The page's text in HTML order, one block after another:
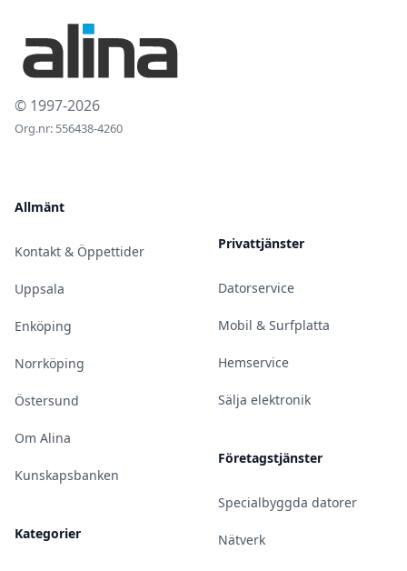
© 1997-2026
Org.nr: 556438-4260
Allmänt
Kontakt & Öppettider
Uppsala
Enköping
Norrköping
Östersund
Om Alina
Kunskapsbanken
Kategorier
Privattjänster
Datorservice
Mobil & Surfplatta
Hemservice
Sälja elektronik
Företagstjänster
Specialbyggda datorer
Nätverk